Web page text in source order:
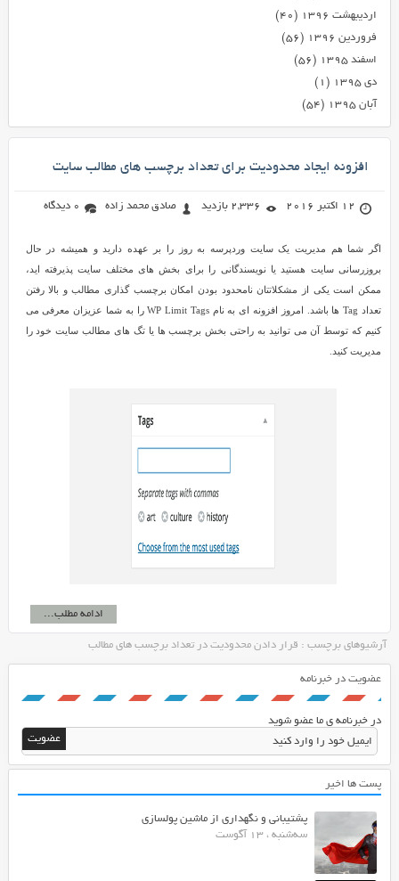
اردیبهشت ۱۳۹۶
(۴۰)
فروردین ۱۳۹۶
(۵۶)
اسفند ۱۳۹۵
(۵۶)
دی ۱۳۹۵
(۱)
آبان ۱۳۹۵
(۵۴)
افزونه ایجاد محدودیت برای تعداد برچسب های مطالب سایت
12 اکتبر 2016 2,336 بازدید صادق محمد زاده 0 دیدگاه
اگر شما هم مدیریت یک سایت وردپرسه به روز را بر عهده دارید و همیشه در حال
بروزرسانی سایت هستید یا نویسندگانی را برای بخش های مختلف سایت پذیرفته اید،
ممکن است یکی از مشکلاتتان نامحدود بودن امکان برچسب گذاری مطالب و بالا رفتن
تعداد Tag ها باشد. امروز افزونه ای به نام WP Limit Tags را به شما عزیزان معرفی می
کنیم که توسط آن می توانید به راحتی بخش برچسب ها یا تگ های مطالب سایت خود را
مدیریت کنید.
ادامه مطلب...
آرشیوهای برچسب : قرار دادن محدودیت در تعداد برچسب های مطالب
عضویت در خبرنامه
در خبرنامه ی ما عضو شوید
پست ها اخیر
پشتیبانی و نگهداری از ماشین پولسازی
سه‌شنبه ، 13 آگوست